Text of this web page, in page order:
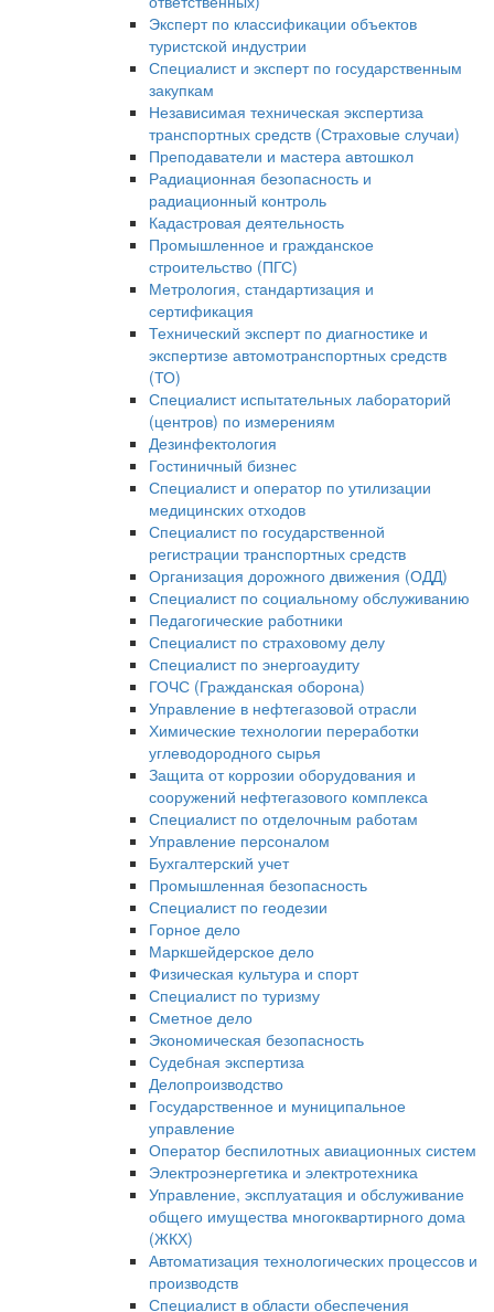
Эксперт по классификации объектов
туристской индустрии
Специалист и эксперт по государственным
закупкам
Независимая техническая экспертиза
транспортных средств (Страховые случаи)
Преподаватели и мастера автошкол
Радиационная безопасность и
радиационный контроль
Кадастровая деятельность
Промышленное и гражданское
строительство (ПГС)
Метрология, стандартизация и
сертификация
Технический эксперт по диагностике и
экспертизе автомотранспортных средств
(ТО)
Специалист испытательных лабораторий
(центров) по измерениям
Дезинфектология
Гостиничный бизнес
Специалист и оператор по утилизации
медицинских отходов
Специалист по государственной
регистрации транспортных средств
Организация дорожного движения (ОДД)
Специалист по социальному обслуживанию
Педагогические работники
Специалист по страховому делу
Специалист по энергоаудиту
ГОЧС (Гражданская оборона)
Управление в нефтегазовой отрасли
Химические технологии переработки
углеводородного сырья
Защита от коррозии оборудования и
сооружений нефтегазового комплекса
Специалист по отделочным работам
Управление персоналом
Бухгалтерский учет
Промышленная безопасность
Специалист по геодезии
Горное дело
Маркшейдерское дело
Физическая культура и спорт
Специалист по туризму
Сметное дело
Экономическая безопасность
Судебная экспертиза
Делопроизводство
Государственное и муниципальное
управление
Оператор беспилотных авиационных систем
Электроэнергетика и электротехника
Управление, эксплуатация и обслуживание
общего имущества многоквартирного дома
(ЖКХ)
Автоматизация технологических процессов и
производств
Специалист в области обеспечения